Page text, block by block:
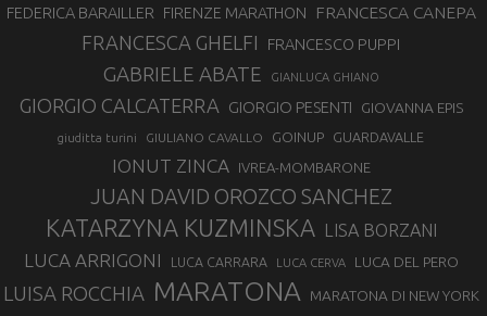
FEDERICA BARAILLER FIRENZE MARATHON FRANCESCA CANEPA
FRANCESCA GHELFI FRANCESCO PUPPI
GABRIELE ABATE GIANLUCA GHIANO
GIORGIO CALCATERRA GIORGIO PESENTI GIOVANNA EPIS
giuditta turini GIULIANO CAVALLO GOINUP GUARDAVALLE
IONUT ZINCA IVREA-MOMBARONE
JUAN DAVID OROZCO SANCHEZ
KATARZYNA KUZMINSKA LISA BORZANI
LUCA ARRIGONI LUCA CARRARA LUCA CERVA LUCA DEL PERO
LUISA ROCCHIA MARATONA MARATONA DI NEW YORK